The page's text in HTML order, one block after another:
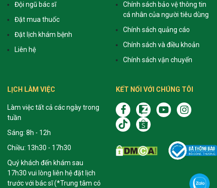
Đội ngũ bác sĩ
Đặt mua thuốc
Đặt lịch khám bệnh
Liên hệ
Chính sách bảo vệ thông tin
cá nhân của người tiêu dùng
Chính sách quảng cáo
Chính sách và điều khoản
Chính sách vận chuyển
LỊCH LÀM VIỆC
Làm việc tất cả các ngày trong
tuần
Sáng: 8h - 12h
Chiều: 13h30 - 17h30
Quý khách đến khám sau
17h30 vui lòng liên hệ đặt lịch
trước với bác sĩ (*Trung tâm có
KẾT NỐI VỚI CHÚNG TÔI